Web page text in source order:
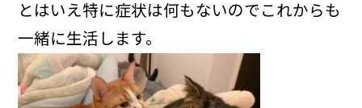
とはいえ特に症状は何もないのでこれからも
一緒に生活します。